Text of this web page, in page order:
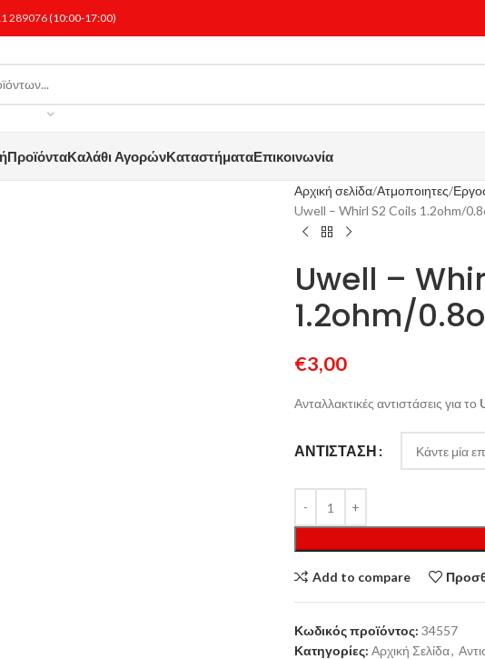
289076(10:00-17:00)
ΠροϊόνταΚαλάθι ΑγορώνΚαταστήματαΕπικοινωνία
Αρχική σελίδα Ατμοποιητες
Uwell – Whirl S2 Coils 1.2ohm/
Uwell –
1.2ohm/
€3,00
Ανταλλακτικές αντιστάσεις για το
ΑΝΤΊΣΤΑΣΗ
Add to compare
Κωδικός προϊόντος: 34557
Κατηγορίες: Αρχική Σελίδα,